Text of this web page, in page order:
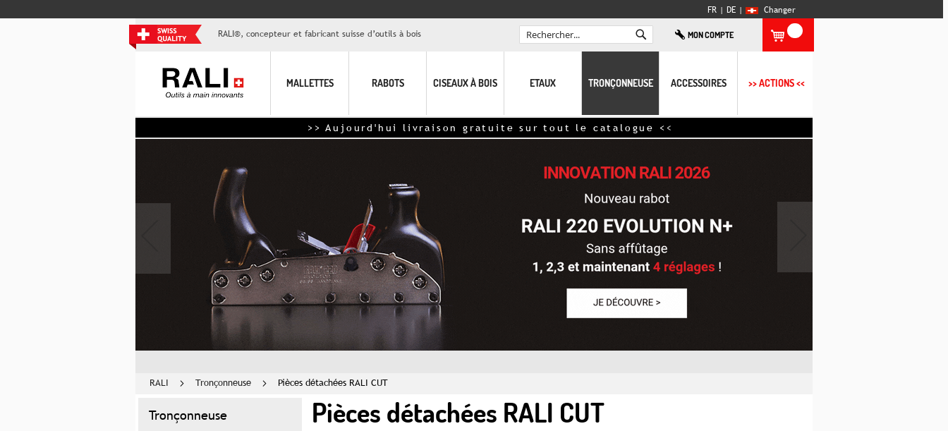
FR | DE | Changer
RALI®, concepteur et fabricant suisse d’outils à bois
Rechercher
MON COMPTE
MALLETTES RABOTS CISEAUX À BOIS ETAUX TRONÇONNEUSE ACCESSOIRES >> ACTIONS <<
>> Aujourd'hui livraison gratuite sur tout le catalogue <<
RALI Tronçonneuse Pièces détachées RALI CUT
Pièces détachées RALI CUT
Tronçonneuse